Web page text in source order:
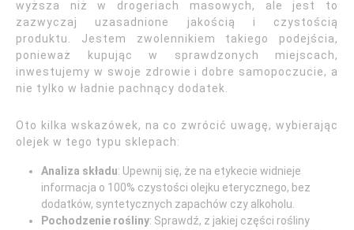
wyższa niż w drogeriach masowych, ale jest to
zazwyczaj uzasadnione jakością i czystością
produktu. Jestem zwolennikiem takiego podejścia,
ponieważ kupując w sprawdzonych miejscach,
inwestujemy w swoje zdrowie i dobre samopoczucie, a
nie tylko w ładnie pachnący dodatek.
Oto kilka wskazówek, na co zwrócić uwagę, wybierając
olejek w tego typu sklepach:
Analiza składu: Upewnij się, że na etykecie widnieje
informacja o 100% czystości olejku eterycznego, bez
dodatków, syntetycznych zapachów czy alkoholu.
Pochodzenie rośliny: Sprawdź, z jakiej części rośliny